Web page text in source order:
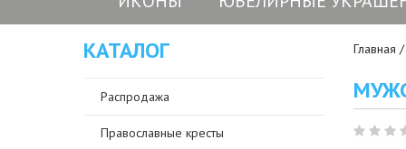
КАТАЛОГ
Распродажа
Православные кресты
Главная